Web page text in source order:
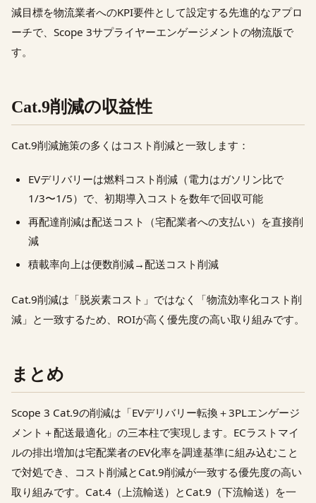
減目標を物流業者へのKPI要件として設定する先進的なアプロ
ーチで、Scope 3サプライヤーエンゲージメントの物流版で
す。
Cat.9削減の収益性
Cat.9削減施策の多くはコスト削減と一致します：
EVデリバリーは燃料コスト削減（電力はガソリン比で
1/3〜1/5）で、初期導入コストを数年で回収可能
再配達削減は配送コスト（宅配業者への支払い）を直接削
減
積載率向上は便数削減→配送コスト削減
Cat.9削減は「脱炭素コスト」ではなく「物流効率化コスト削
減」と一致するため、ROIが高く優先度の高い取り組みです。
まとめ
Scope 3 Cat.9の削減は「EVデリバリー転換＋3PLエンゲージ
メント＋配送最適化」の三本柱で実現します。ECラストマイ
ルの排出増加は宅配業者のEV化率を調達基準に組み込むこと
で対処でき、コスト削減とCat.9削減が一致する優先度の高い
取り組みです。Cat.4（上流輸送）とCat.9（下流輸送）を一